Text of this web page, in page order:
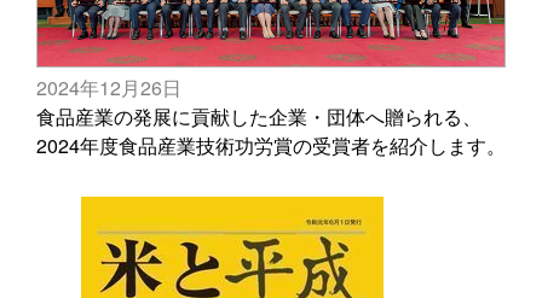
2024年12月26日
食品産業の発展に貢献した企業・団体へ贈られる、
2024年度食品産業技術功労賞の受賞者を紹介します。